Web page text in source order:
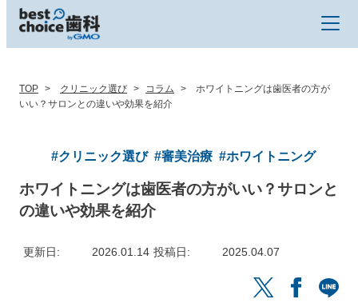
TOP クリニック選び コラム
ホワイトニングは歯医者の方が
いい？サロンとの違いや効果を紹介
#クリニック選び #審美治療 #ホワイトニング
ホワイトニングは歯医者の方がいい？サロンと
の違いや効果を紹介
更新日 2026.01.14 投稿日 2025.04.07